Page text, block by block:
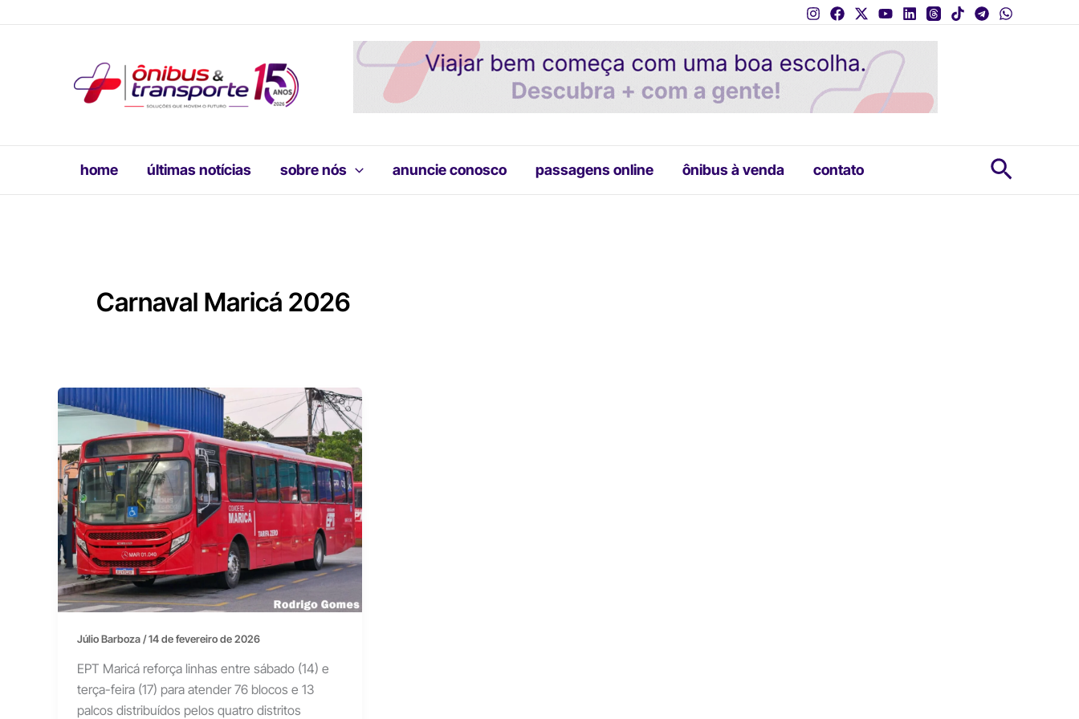
home últimas notícias sobre nós anuncie conosco passagens online ônibus à venda contato
Carnaval Maricá 2026
Júlio Barboza/14 de fevereiro de 2026
EPT Maricá reforça linhas entre sábado (14) e
terça-feira (17) para atender 76 blocos e 13
palcos distribuídos pelos quatro distritos